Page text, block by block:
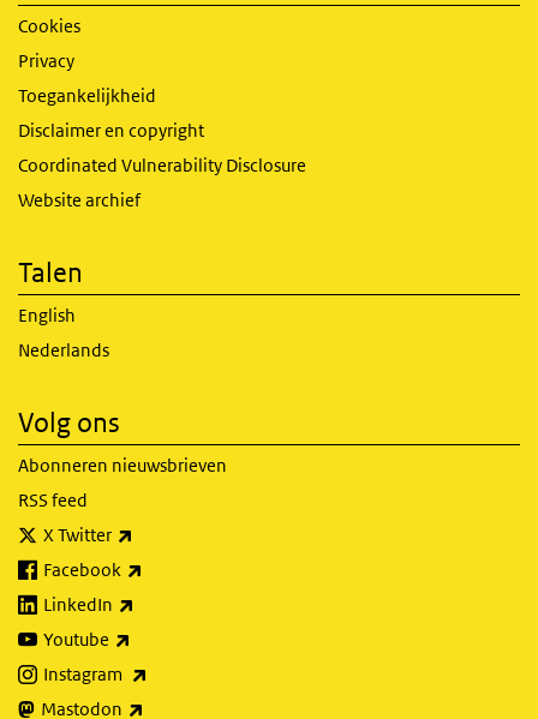
Cookies
Privacy
Toegankelijkheid
Disclaimer en copyright
Coordinated Vulnerability Disclosure
Website archief
Talen
English
Nederlands
Volg ons
Abonneren nieuwsbrieven
RSS feed
X Twitter
Facebook
LinkedIn
Youtube
Instagram
Mastodon